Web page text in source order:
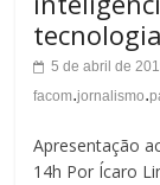
5 de abril de
facom.jornalismo.
Apresentação
14h Por Ícaro